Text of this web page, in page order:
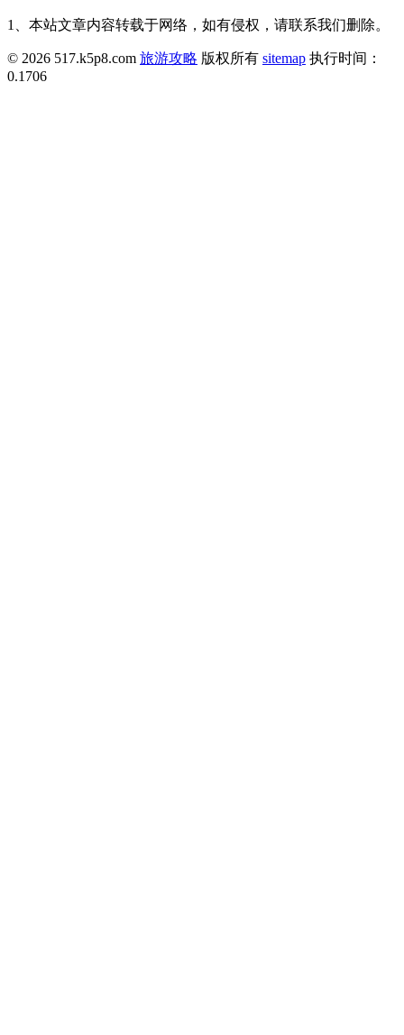
1、本站文章内容转载于网络，如有侵权，请联系我们删除。
© 2026 517.k5p8.com 旅游攻略 版权所有 sitemap 执行时间：
0.1706